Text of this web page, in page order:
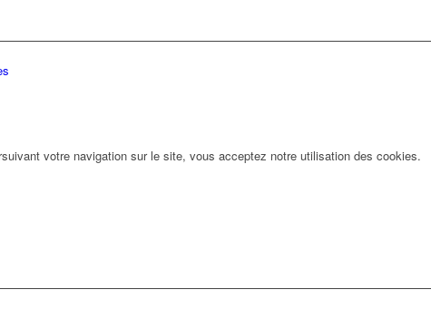
votre navigation sur le site, vous acceptez notre utilisation des cookies.